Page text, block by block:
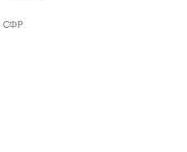
СФР